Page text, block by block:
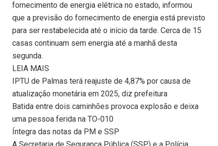
fornecimento de energia elétrica no estado, informou
que a previsão do fornecimento de energia está previsto
para ser restabelecida até o início da tarde. Cerca de 15
casas continuam sem energia até a manhã desta
segunda.
LEIA MAIS
IPTU de Palmas terá reajuste de 4,87% por causa de
atualização monetária em 2025, diz prefeitura
Batida entre dois caminhões provoca explosão e deixa
uma pessoa ferida na TO-010
Íntegra das notas da PM e SSP